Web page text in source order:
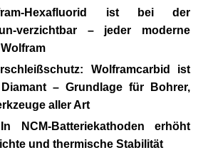
Hexafluorid ist bei der
verzichtbar – jeder moderne
Wolframcarbid ist
– Grundlage für Bohrer,
aller Art
In NCM-Batteriekathoden erhöht
und thermische Stabilität